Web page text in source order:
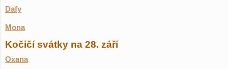
Dafy
Mona
Kočičí svátky na 28. září
Oxana